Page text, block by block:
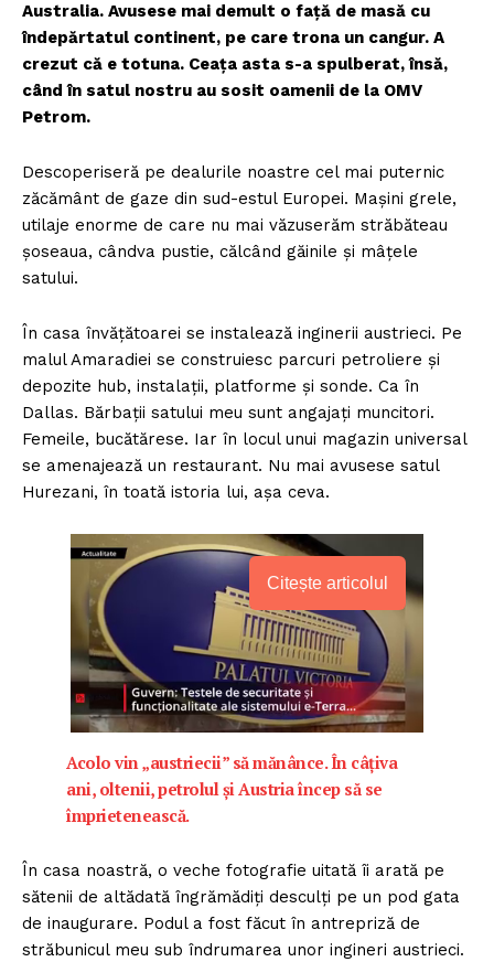
Australia. Avusese mai demult o față de masă cu
îndepărtatul continent, pe care trona un cangur. A
crezut că e totuna. Ceața asta s-a spulberat, însă,
când în satul nostru au sosit oamenii de la OMV
Petrom.
Descoperiseră pe dealurile noastre cel mai puternic
zăcământ de gaze din sud-estul Europei. Mașini grele,
utilaje enorme de care nu mai văzuserăm străbăteau
șoseaua, cândva pustie, călcând găinile și mâțele
satului.
În casa învățătoarei se instalează inginerii austrieci. Pe
malul Amaradiei se construiesc parcuri petroliere și
depozite hub, instalații, platforme și sonde. Ca în
Dallas. Bărbații satului meu sunt angajați muncitori.
Femeile, bucătărese. Iar în locul unui magazin universal
se amenajează un restaurant. Nu mai avusese satul
Hurezani, în toată istoria lui, așa ceva.
Citește articolul
Acolo vin „austriecii” să mănânce. În câțiva
ani, oltenii, petrolul și Austria încep să se
împrietenească.
În casa noastră, o veche fotografie uitată îi arată pe
sătenii de altădată îngrămădiți desculți pe un pod gata
de inaugurare. Podul a fost făcut în antrepriză de
străbunicul meu sub îndrumarea unor ingineri austrieci.